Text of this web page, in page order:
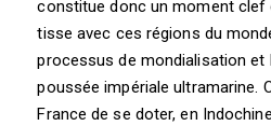
constitue donc un moment clef
tisse avec ces régions du
processus de mondialisation et
poussée impériale ultramarine.
France de se doter, en